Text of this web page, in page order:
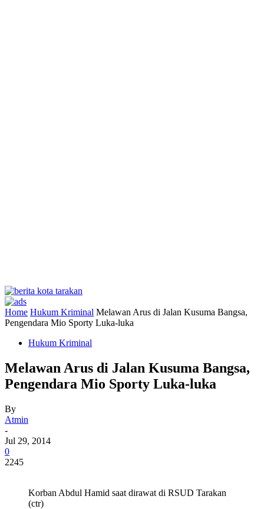
Home Hukum Kriminal Melawan Arus di Jalan Kusuma Bangsa,
Pengendara Mio Sporty Luka-luka
Hukum Kriminal
Melawan Arus di Jalan Kusuma Bangsa,
Pengendara Mio Sporty Luka-luka
By
Atmin
-
Jul 29, 2014
0
2245
Korban Abdul Hamid saat dirawat di RSUD Tarakan
(ctr)